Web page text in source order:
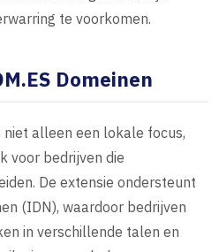
te voorkomen.
Domeinen
niet alleen een lokale focus,
voor bedrijven die
De extensie ondersteunt
(IDN), waardoor bedrijven
in verschillende talen en